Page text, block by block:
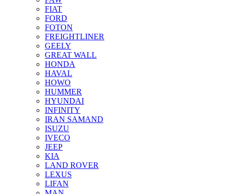
FIAT
FORD
FOTON
FREIGHTLINER
GEELY
GREAT WALL
HONDA
HAVAL
HOWO
HUMMER
HYUNDAI
INFINITY
IRAN SAMAND
ISUZU
IVECO
JEEP
KIA
LAND ROVER
LEXUS
LIFAN